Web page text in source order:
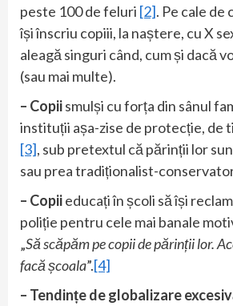
peste 100 de feluri [2]. Pe cale de
își înscriu copiii, la naștere, cu X
aleagă singuri când, cum și dacă
(sau mai multe).
– Copiismulși cu forța din sânul
instituții așa-zise de protecție, de
[3], sub pretextul că părinții lor
sau prea tradiționalist-
– Copiieducați în școli să își
poliție pentru cele mai banale
„Să scăpăm pe copii de părinții lor.
facă școala”.[4]
– Tendințe de globalizare